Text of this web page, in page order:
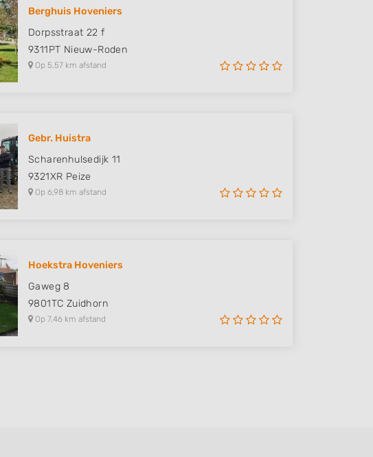
Berghuis Hoveniers
Dorpsstraat 22 f
9311PT Nieuw-Roden
Op 5,57 km afstand
Gebr. Huistra
Scharenhulsedijk 11
9321XR Peize
Op 6,98 km afstand
Hoekstra Hoveniers
Gaweg 8
9801TC Zuidhorn
Op 7,46 km afstand